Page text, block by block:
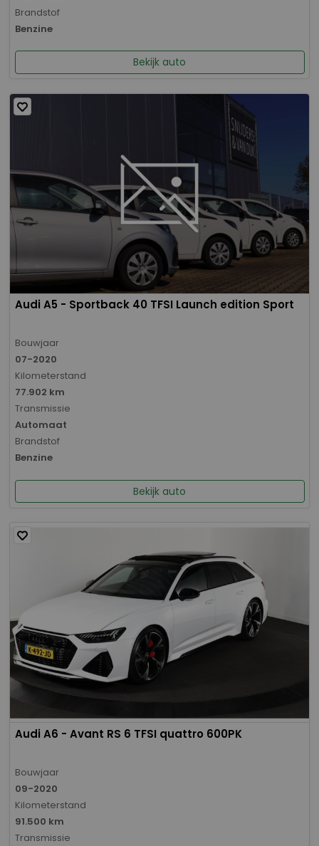
Brandstof
Benzine
Bekijk auto
Audi A5 - Sportback 40 TFSI Launch edition Sport
Bouwjaar
07-2020
Kilometerstand
77.902 km
Transmissie
Automaat
Brandstof
Benzine
Bekijk auto
Audi A6 - Avant RS 6 TFSI quattro 600PK
Bouwjaar
09-2020
Kilometerstand
91.500 km
Transmissie